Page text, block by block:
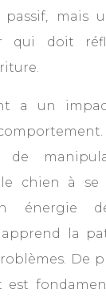
passif, mais
qui doit
a un
de
chien à se
énergie
la
De
est